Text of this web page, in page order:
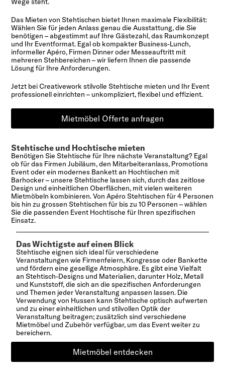
Das Mieten von Stehtischen bietet Ihnen maximale Flexibilität:
Wählen Sie für jeden Anlass genau die Ausstattung, die Sie
benötigen – abgestimmt auf Ihre Gästezahl, das Raumkonzept
und Ihr Eventformat. Egal ob kompakter Business-Lunch,
informeller Apéro, Firmen Dinner oder Messeauftritt mit
mehreren Stehbereichen – wir liefern Ihnen die passende
Lösung für Ihre Anforderungen.
Jetzt bei Creativework stilvolle Stehtische mieten und Ihr Event
professionell einrichten – unkompliziert, flexibel und effizient.
Mietmöbel Offerte anfragen
Stehtische und Hochtische mieten
Benötigen Sie Stehtische für Ihre nächste Veranstaltung? Egal
ob für das Firmen Jubiläum, den Mitarbeiteranlass, Promotions
Event oder ein modernes Bankett an Hochtischen mit
Barhocker – unsere Stehtische lassen sich, durch das zeitlose
Design und einheitlichen Oberflächen, mit vielen weiteren
Mietmöbeln kombinieren. Von Apéro Stehtischen für 4 Personen
bis hin zu grossen Stehtischen für bis zu 10 Personen – wählen
Sie die passenden Event Hochtische für Ihren spezifischen
Einsatz.
Das Wichtigste auf einen Blick
Stehtische eignen sich ideal für verschiedene
Veranstaltungen wie Firmenfeiern, Kongresse oder Bankette
und fördern eine gesellige Atmosphäre. Es gibt eine Vielfalt
an Stehtisch-Designs und Materialien, darunter Holz, Metall
und Kunststoff, die sich an die spezifischen Anforderungen
und Themen jeder Veranstaltung anpassen lassen. Die
Verwendung von Hussen kann Stehtische optisch aufwerten
und zu einer einheitlichen und stilvollen Optik der
Veranstaltung beitragen; zusätzlich sind verschiedene
Mietmöbel und Zubehör verfügbar, um das Event weiter zu
bereichern.
Mietmöbel entdecken